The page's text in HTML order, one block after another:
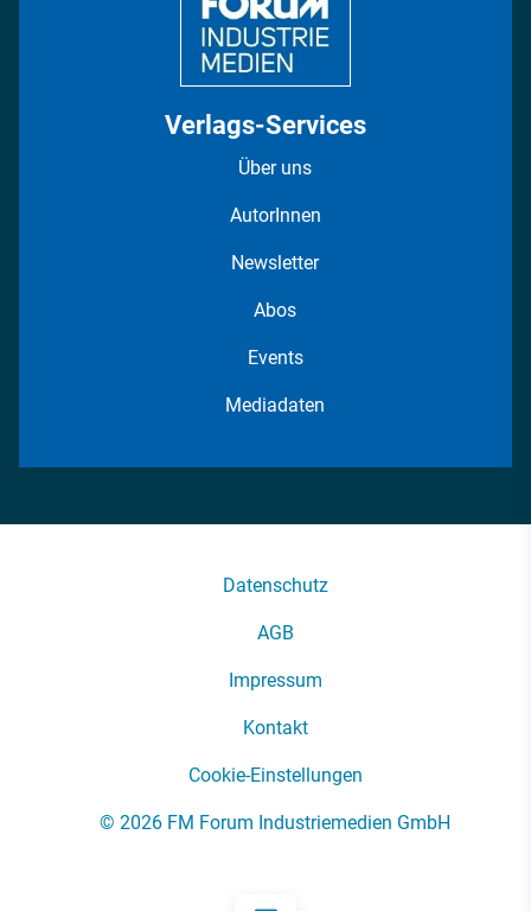
Verlags-Services
Über uns
AutorInnen
Newsletter
Abos
Events
Mediadaten
Datenschutz
AGB
Impressum
Kontakt
Cookie-Einstellungen
© 2026 FM Forum Industriemedien GmbH